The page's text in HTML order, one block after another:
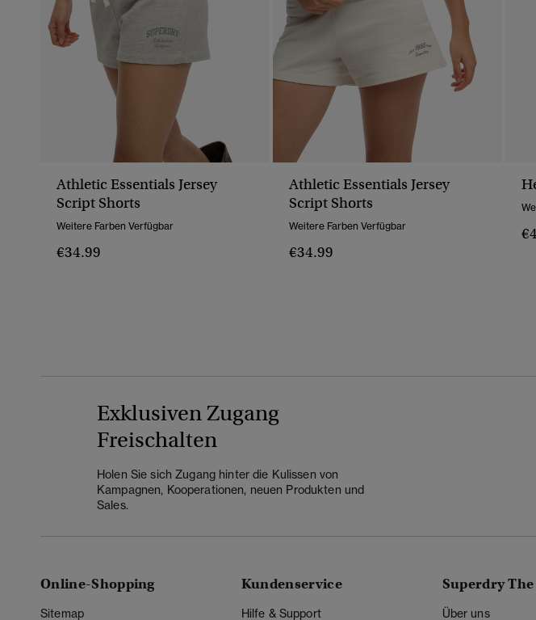
Athletic Essentials Jersey
Script Shorts
Weitere Farben Verfügbar
€34.99
Athletic Essentials Jersey
Script Shorts
Weitere Farben Verfügbar
€34.99
Exklusiven Zugang
Freischalten
Holen Sie sich Zugang hinter die Kulissen von
Kampagnen, Kooperationen, neuen Produkten und
Sales.
Online-Shopping
Sitemap
Kundenservice
Hilfe & Support
Superdry
Über uns